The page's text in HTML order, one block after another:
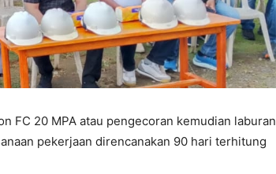
FC 20 MPA atau pengecoran kemudian laburan
pekerjaan direncanakan 90 hari terhitung